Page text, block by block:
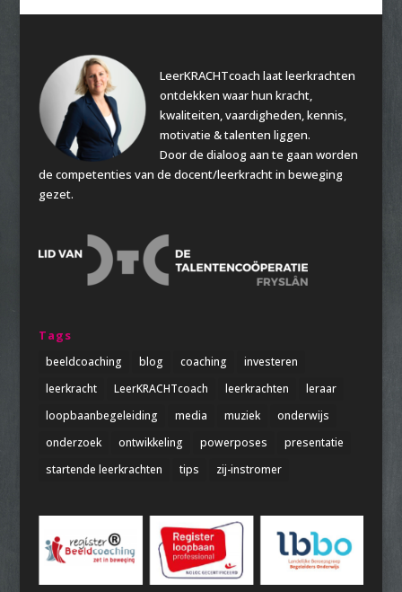
LeerKRACHTcoach laat leerkrachten
ontdekken waar hun kracht,
kwaliteiten, vaardigheden, kennis,
motivatie & talenten liggen.
Door de dialoog aan te gaan worden
de competenties van de docent/leerkracht in beweging
gezet.
Tags
beeldcoaching blog coaching
investeren
leerkracht
LeerKRACHTcoach leerkrachten
leraar
loopbaanbegeleiding
media muziek
onderwijs
onderzoek
ontwikkeling powerposes
presentatie
startende leerkrachten
tips zij-instromer